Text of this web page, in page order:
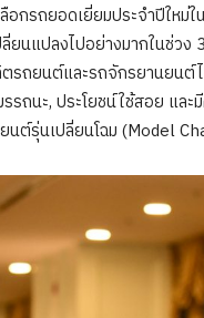
อกรถยอดเยี่ยมประจำปีให
ยนแปลงไปอย่างมากในช่ว
ตรถยนต์และรถจักรยานย
ถนะ, ประโยชน์ใช้สอย แล
ต์รุ่นเปลี่ยนโฉม (Model